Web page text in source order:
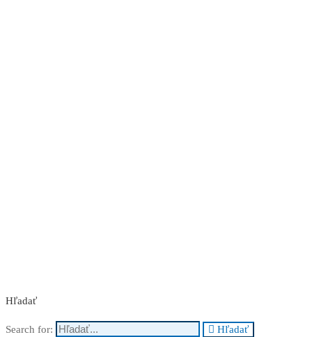
Hľadať
Search for: Hľadať